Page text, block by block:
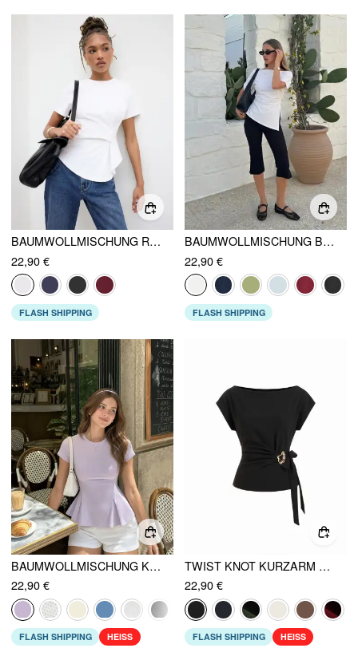
BAUMWOLLMISCHUNG RUNDHALSAUSSCHNITT RUCHEDUNG ASYMMETRISCHER SAUM OBERTEIL
22,90 €
FLASH SHIPPING
BAUMWOLLMISCHUNG BOOTSAUSCHNITT RUCHEDEN ASYMMETRISCHER SAUM KURZARM OBERTEIL
22,90 €
FLASH SHIPPING
BAUMWOLLMISCHUNG KURZARM VOLANTSAUM T-SHIRT
22,90 €
FLASH SHIPPING HEISS
TWIST KNOT KURZARM METAL DETAIL OBERTEIL
22,90 €
FLASH SHIPPING HEISS